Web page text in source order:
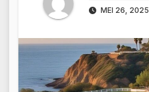
MEI 26, 2025